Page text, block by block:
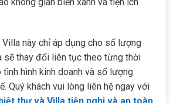
Villa này chỉ áp dụng cho số lượng
sẽ thay đổi liên tục theo từng thời
hình kinh doanh và số lượng
Quý khách vui lòng liên hệ ngay với